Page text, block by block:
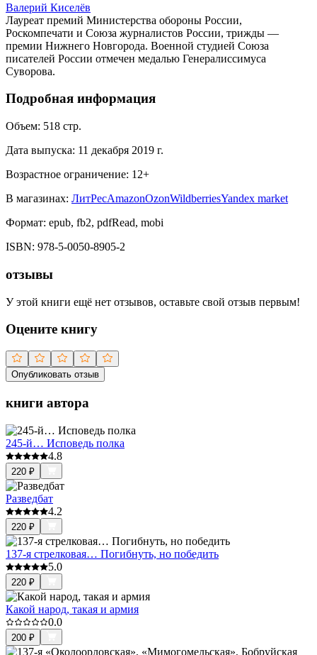
Валерий Киселёв
Лауреат премий Министерства обороны России,
Роскомпечати и Союза журналистов России, трижды —
премии Нижнего Новгорода. Военной студией Союза
писателей России отмечен медалью Генералиссимуса
Суворова.
Подробная информация
Объем: 518 стр.
Дата выпуска: 11 декабря 2019 г.
Возрастное ограничение: 12+
В магазинах: ЛитРесAmazonOzonWildberriesYandex market
Формат: epub, fb2, pdfRead, mobi
ISBN: 978-5-0050-8905-2
отзывы
У этой книги ещё нет отзывов, оставьте свой отзыв первым!
Оцените книгу
Опубликовать отзыв
книги автора
245-й… Исповедь полка
4.8
220 ₽
Разведбат
4.2
220 ₽
137-я стрелковая… Погибнуть, но победить
5.0
220 ₽
Какой народ, такая и армия
0.0
200 ₽